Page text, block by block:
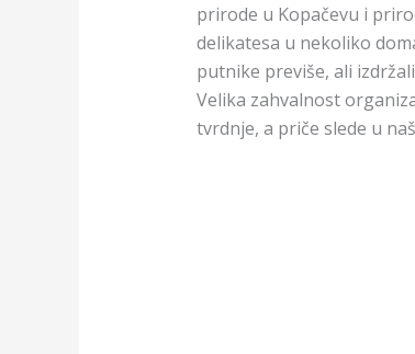
prirode u Kopačevu i
delikatesa u nekoliko
putnike previše, ali
Velika zahvalnost
tvrdnje, a priče slede u